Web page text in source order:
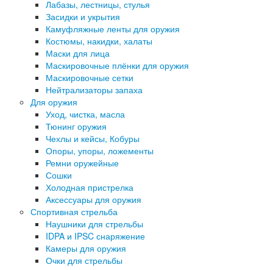
Лабазы, лестницы, стулья
Засидки и укрытия
Камуфляжные ленты для оружия
Костюмы, накидки, халаты
Маски для лица
Маскировочные плёнки для оружия
Маскировочные сетки
Нейтрализаторы запаха
Для оружия
Уход, чистка, масла
Тюнинг оружия
Чехлы и кейсы, Кобуры
Опоры, упоры, ложементы
Ремни оружейные
Сошки
Холодная пристрелка
Аксессуары для оружия
Спортивная стрельба
Наушники для стрельбы
IDPA и IPSC снаряжение
Камеры для оружия
Очки для стрельбы